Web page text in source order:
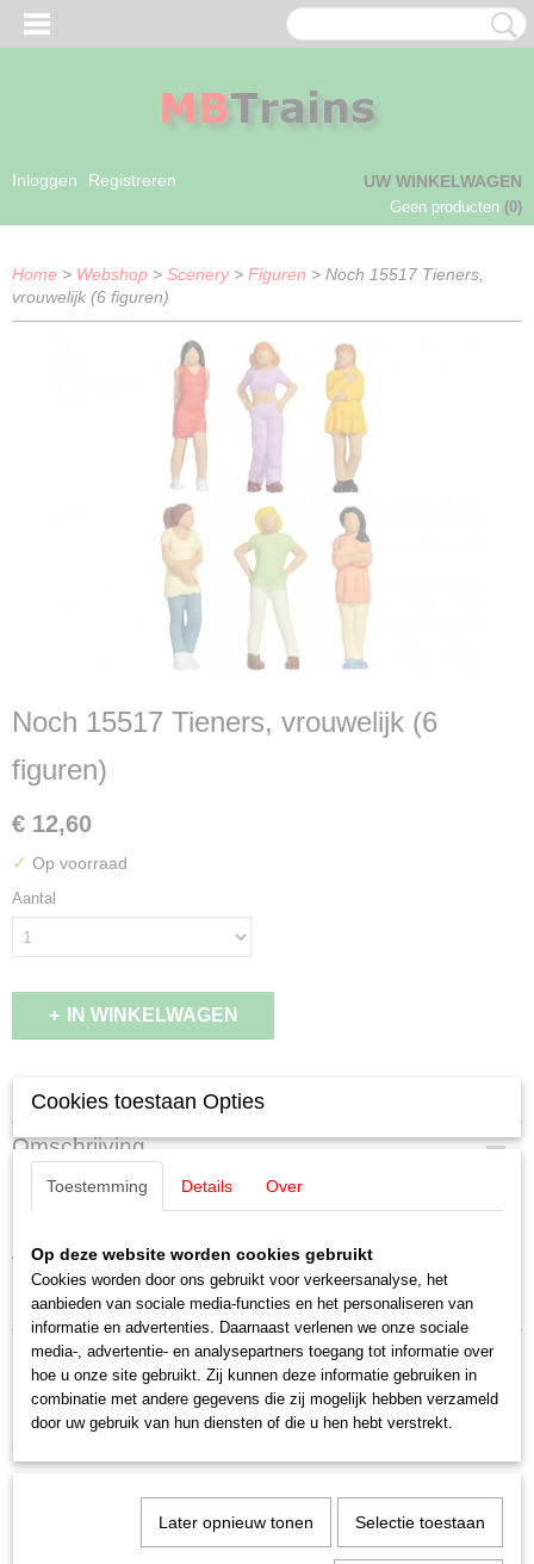
Inloggen Registreren UW WINKELWAGEN
Geen producten (0)
Home > Webshop > Scenery> Figuren > Noch 15517 Tieners,
vrouwelijk (6 figuren)
Noch 15517 Tieners, vrouwelijk (6
figuren)
€ 12,60
✓ Op voorraad
Aantal
IN WINKELWAGEN
Specificaties
EAN code
4007246155170
Productcode leverancier
15517
H0 (1:87)
Nieuw
Omschrijving
Noch 15517 Tieners, vrouwelijk (6
figuren)
Cookies toestaan Opties
Toestemming Details Over
Op deze website worden cookies gebruikt
Cookies worden door ons gebruikt voor verkeersanalyse, het
aanbieden van sociale media-functies en het personaliseren van
informatie en advertenties. Daarnaast verlenen we onze sociale
media-, advertentie- en analysepartners toegang tot informatie over
hoe u onze site gebruikt. Zij kunnen deze informatie gebruiken in
combinatie met andere gegevens die zij mogelijk hebben verzameld
door uw gebruik van hun diensten of die u hen hebt verstrekt.
Later opnieuw tonen Selectie toestaan